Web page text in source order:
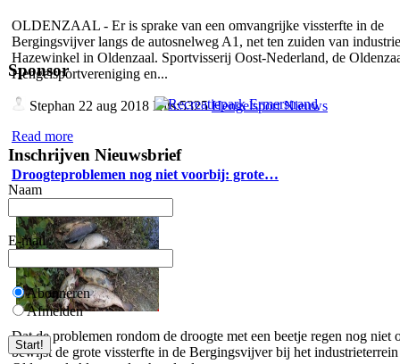
OLDENZAAL - Er is sprake van een omvangrijke vissterfte in de
Bergingsvijver langs de autosnelweg A1, net ten zuiden van
Hazewinkel in Oldenzaal. Sportvisserij Oost-Nederland, de
Hengelsportvereniging en...
Stephan 22 aug 2018 Hits:5325Hengelsport Nieuws
Read more
Droogteproblemen nog niet voorbij: grote…
Dat de problemen rondom de droogte met een beetje regen nog niet
bewijst de grote vissterfte in de Bergingsvijver bij het
Sponsor
Inschrijven Nieuwsbrief
Naam
E-mail
Abonneren
Afmelden